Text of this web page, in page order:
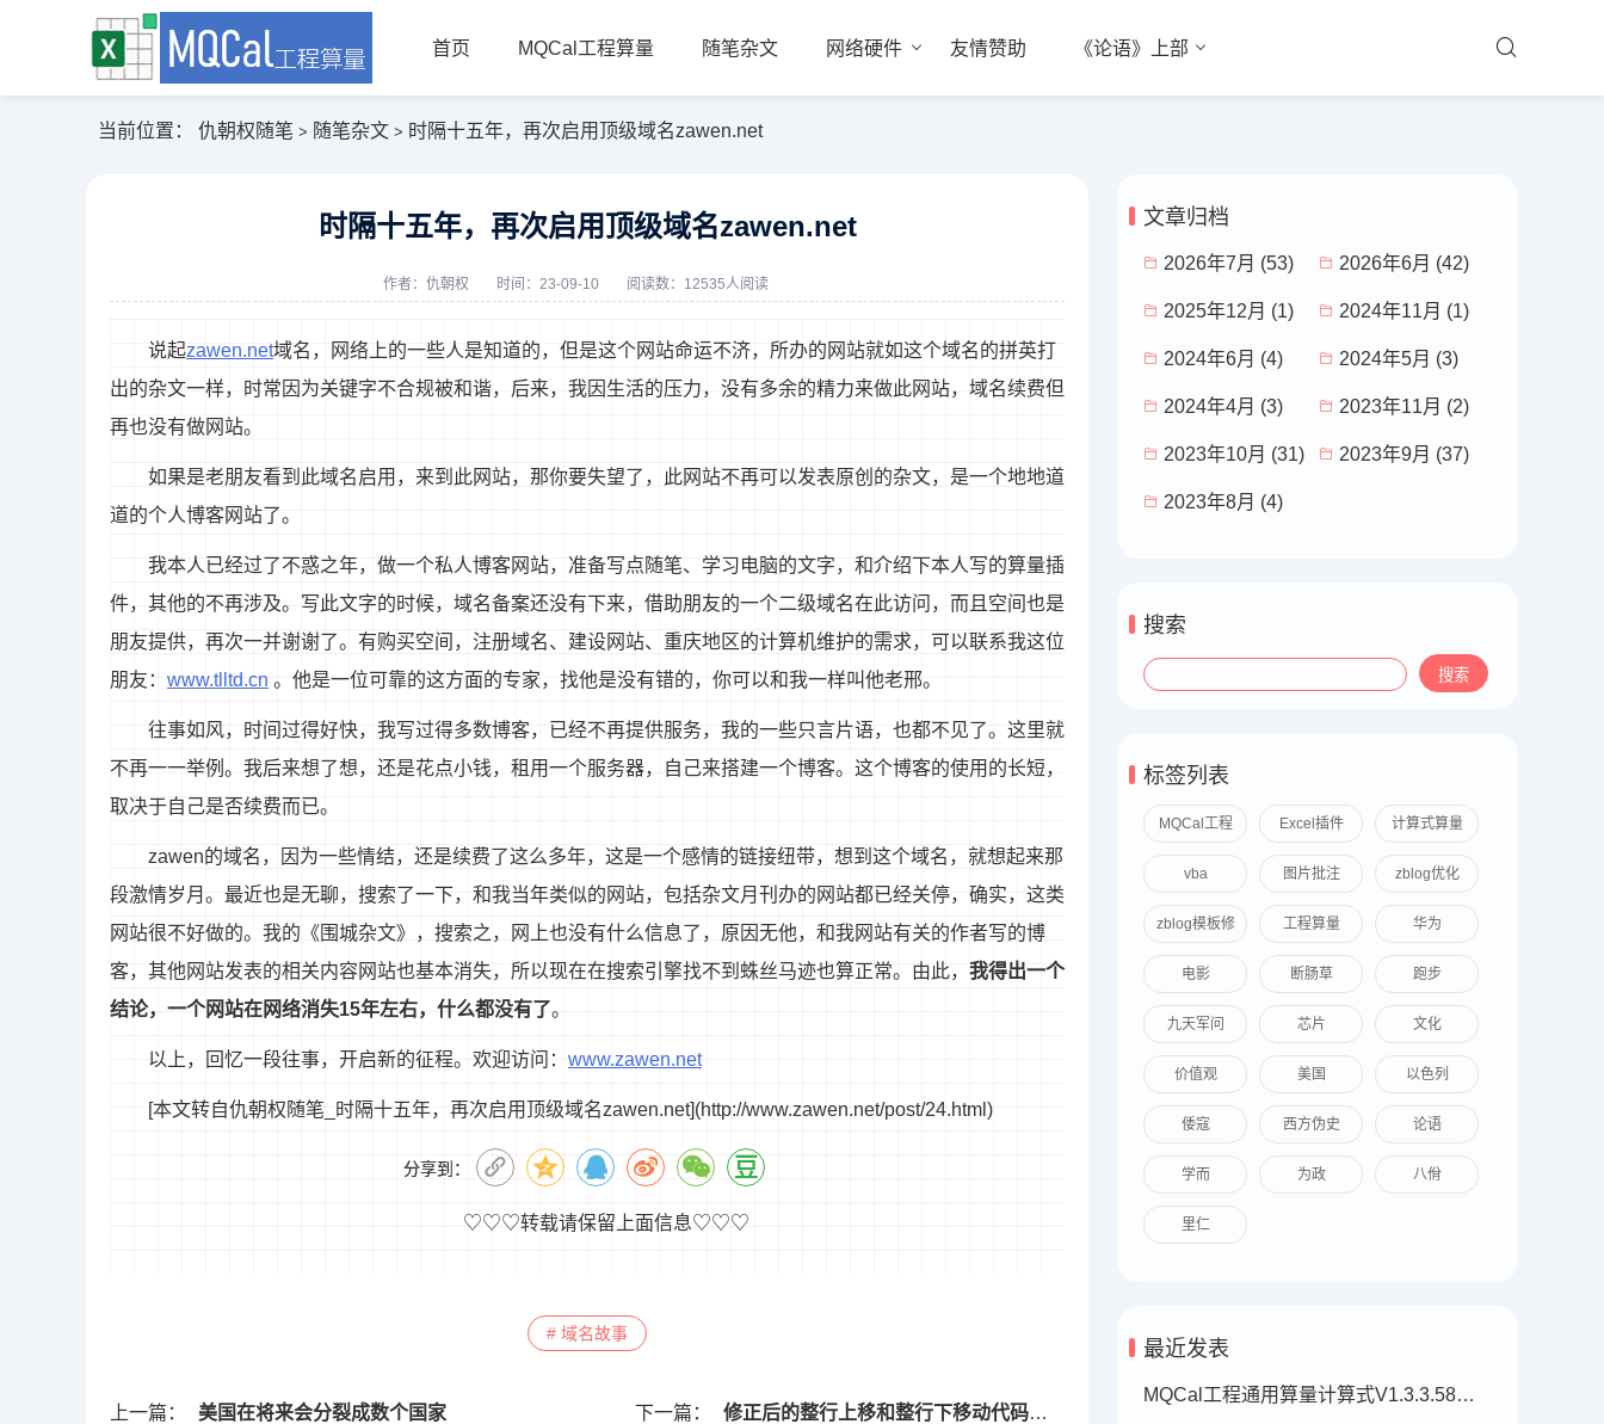
首页 MQCal工程算量 随笔杂文 网络硬件 友情赞助 《论语》上部
当前位置： 仇朝权随笔 > 随笔杂文 > 时隔十五年，再次启用顶级域名zawen.net
时隔十五年，再次启用顶级域名zawen.net
作者： 仇朝权 时间：23-09-10 阅读数：12535人阅读
说起zawen.net域名，网络上的一些人是知道的，但是这个网站命运不济，所办的网站就如这个域名的拼英打
出的杂文一样，时常因为关键字不合规被和谐，后来，我因生活的压力，没有多余的精力来做此网站，域名续费但
再也没有做网站。
如果是老朋友看到此域名启用，来到此网站，那你要失望了，此网站不再可以发表原创的杂文，是一个地地道
道的个人博客网站了。
我本人已经过了不惑之年，做一个私人博客网站，准备写点随笔、学习电脑的文字，和介绍下本人写的算量插
件，其他的不再涉及。写此文字的时候，域名备案还没有下来，借助朋友的一个二级域名在此访问，而且空间也是
朋友提供，再次一并谢谢了。有购买空间，注册域名、建设网站、重庆地区的计算机维护的需求，可以联系我这位
朋友： www.tlltd.cn 。他是一位可靠的这方面的专家，找他是没有错的，你可以和我一样叫他老邢。
往事如风，时间过得好快，我写过得多数博客，已经不再提供服务，我的一些只言片语，也都不见了。这里就
不再一一举例。我后来想了想，还是花点小钱，租用一个服务器，自己来搭建一个博客。这个博客的使用的长短，
取决于自己是否续费而已。
zawen的域名，因为一些情结，还是续费了这么多年，这是一个感情的链接纽带，想到这个域名，就想起来那
段激情岁月。最近也是无聊，搜索了一下，和我当年类似的网站，包括杂文月刊办的网站都已经关停，确实，这类
网站很不好做的。我的《围城杂文》，搜索之，网上也没有什么信息了，原因无他，和我网站有关的作者写的博
客，其他网站发表的相关内容网站也基本消失，所以现在在搜索引擎找不到蛛丝马迹也算正常。由此， 我得出一个
结论，一个网站在网络消失15年左右，什么都没有了。
以上，回忆一段往事，开启新的征程。欢迎访问： www.zawen.net
[本文转自仇朝权随笔_时隔十五年，再次启用顶级域名zawen.net](http://www.zawen.net/post/24.html)
分享到：
♡♡♡转载请保留上面信息♡♡♡
# 域名故事
上一篇： 美国在将来会分裂成数个国家 下一篇： 修正后的整行上移和整行下移动代码，兼容WPS专业版
文章归档
2026年7月 (53) 2026年6月 (42)
2025年12月 (1) 2024年11月 (1)
2024年6月 (4) 2024年5月 (3)
2024年4月 (3) 2023年11月 (2)
2023年10月 (31) 2023年9月 (37)
2023年8月 (4)
搜索
标签列表
MQCal工程
算量
Excel插件 计算式算量
vba 图片批注 zblog优化
zblog模板修
改
工程算量 华为
电影 断肠草 跑步
九天军问 芯片 文化
价值观 美国 以色列
倭寇 西方伪史 论语
学而 为政 八佾
里仁
最近发表
MQCal工程通用算量计算式V1.3.3.58（2026.07.05发布）